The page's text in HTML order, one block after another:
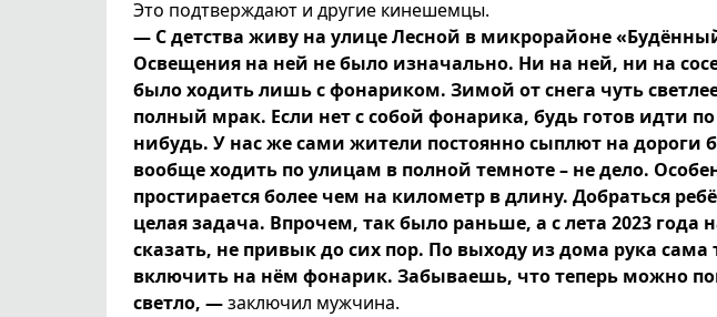
Это подтверждают и другие кинешемцы.
— С детства живу на улице Лесной в микрорайоне
Освещения на ней не было изначально. Ни на ней, ни на
было ходить лишь с фонариком. Зимой от снега чуть
полный мрак. Если нет с собой фонарика, будь готов идти
нибудь. У нас же сами жители постоянно сыплют на
вообще ходить по улицам в полной темноте – не дело.
простирается более чем на километр в длину. Добраться
целая задача. Впрочем, так было раньше, а с лета 2023
сказать, не привык до сих пор. По выходу из дома рука сама
включить на нём фонарик. Забываешь, что теперь можно
светло, —заключил мужчина.